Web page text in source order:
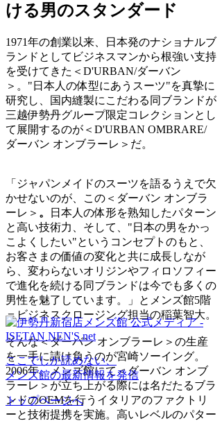
ける男のスタンダード
1971年の創業以来、日本発のナショナルブ
ランドとしてビジネスマンから根強い支持
を受けてきた＜D'URBAN/ダーバン
＞。"日本人の体型にあうスーツ"を真摯に
研究し、国内縫製にこだわる同ブランドが
三越伊勢丹グループ限定コレクションとし
て展開するのが＜D'URBAN OMBRARE/
ダーバン オンブラーレ＞だ。
「ジャパンメイドのスーツを語るうえで欠
かせないのが、この＜ダーバン オンブラ
ーレ＞ 。
日本人の体形を熟知したパターン
と高い技術力、そして、"日本の男をかっ
こよくしたい"というコンセプトのもと、
お客さまの価値の変化と共に成長しなが
ら、変わらないオリジンやフィロソフィー
で進化を続ける同ブランドは今でも多くの
男性を魅了しています。」とメンズ館5階
＝ビジネスクロージング担当の稲葉智大。
そんな＜ダーバン オンブラーレ＞の生産
を一手に請け負うのが宮崎ソーイング。
2006年、メンズ館にて＜ダーバン オンブ
ラーレ＞が立ち上がる際には名だたるブラ
ンドのOEMを行うイタリアのファクトリ
ーと技術提携を実施。高いレベルのパター
ここでしか読めない、
メンズ館の最新情報を発信
トップページへ